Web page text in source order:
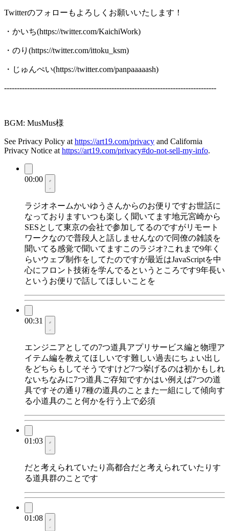
Twitterのフォローもよろしくお願いいたします！
・かいち(https://twitter.com/KaichiWork)
・のり(https://twitter.com/ittoku_ksm)
・じゅんぺい(https://twitter.com/panpaaaaash)
-----------------------------------------------------------------------------------
BGM: MusMus様
See Privacy Policy at https://art19.com/privacy and California
Privacy Notice at https://art19.com/privacy#do-not-sell-my-info.
00:00
ラジオネームかいゆうさんからのお便りですお世話に
なっておりますいつも楽しく聞いてます地元宮崎から
SESとして東京の会社で参加してるのですがリモート
ワークなので普段人と話しませんなので同僚の雑談を
聞いてる感覚で聞いてますこのラジオ?これまで9年く
らいウェブ制作をしてたのですが最近はJavaScriptを中
心にフロント技術を学んでるというところです9年長い
というお便りで話してほしいことを
00:31
エンジニアとしての7つ道具アプリサービス編と物理ア
イテム編を教えてほしいです難しい過去にちょい出し
をどちらもしてそうですけど7つ挙げるのは初かもしれ
ないちなみに7つ道具ご存知ですかはい例えば7つの道
具ですその通り7種の道具のことまた一組にして傾向す
る小道具のこと何かを行う上で必須
01:03
だと考えられていたり高都合だと考えられていたりす
る道具群のことです
01:08